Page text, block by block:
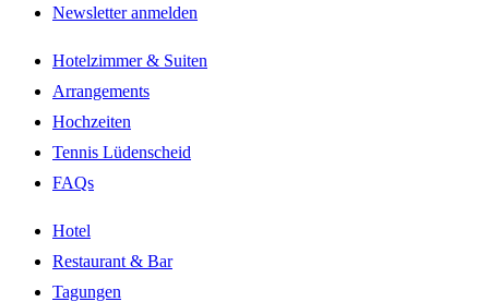
Newsletter anmelden
Hotelzimmer & Suiten
Arrangements
Hochzeiten
Tennis Lüdenscheid
FAQs
Hotel
Restaurant & Bar
Tagungen